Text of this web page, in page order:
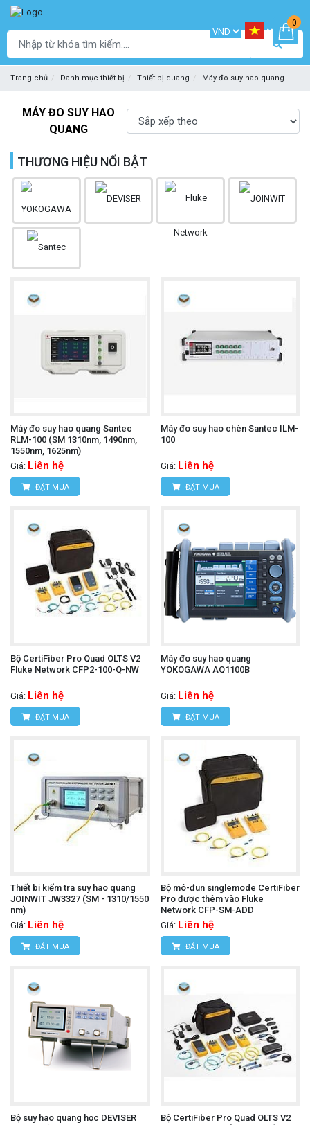
0
Trang chủ Danh mục thiết bị Thiết bị quang Máy đo suy hao quang
MÁY ĐO SUY HAO
QUANG
THƯƠNG HIỆU NỔI BẬT
Máy đo suy hao quang Santec
RLM-100 (SM 1310nm, 1490nm,
1550nm, 1625nm)
Giá: Liên hệ
ĐẶT MUA
Máy đo suy hao chèn Santec ILM-
100
Giá: Liên hệ
ĐẶT MUA
Bộ CertiFiber Pro Quad OLTS V2
Fluke Network CFP2-100-Q-NW
Giá: Liên hệ
ĐẶT MUA
Máy đo suy hao quang
YOKOGAWA AQ1100B
Giá: Liên hệ
ĐẶT MUA
Thiết bị kiểm tra suy hao quang
JOINWIT JW3327 (SM - 1310/1550
nm)
Giá: Liên hệ
ĐẶT MUA
Bộ mô-đun singlemode CertiFiber
Pro được thêm vào Fluke
Network CFP-SM-ADD
Giá: Liên hệ
ĐẶT MUA
Bộ suy hao quang học DEVISER
Bộ CertiFiber Pro Quad OLTS V2